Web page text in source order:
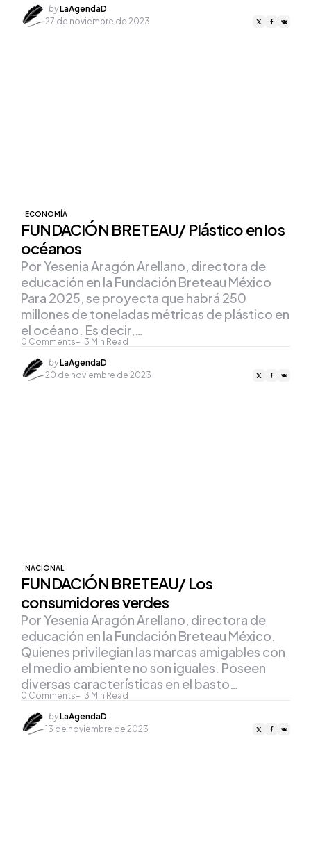
Posted
by
byLaAgendaD
27 de noviembre de 2023
ECONOMÍA
FUNDACIÓN BRETEAU/ Plástico en los
océanos
0 Comments 3 Min Read
Por Yesenia Aragón Arellano, directora de
educación en la Fundación Breteau México
Para 2025, se proyecta que habrá 250
millones de toneladas métricas de plástico en
el océano. Es decir,…
Posted
by
byLaAgendaD
20 de noviembre de 2023
NACIONAL
FUNDACIÓN BRETEAU/ Los
consumidores verdes
0 Comments 3 Min Read
Por Yesenia Aragón Arellano, directora de
educación en la Fundación Breteau México.
Quienes privilegian las marcas amigables con
el medio ambiente no son iguales. Poseen
diversas características en el basto…
Posted
by
byLaAgendaD
13 de noviembre de 2023